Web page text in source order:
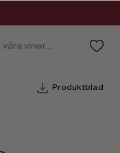
Produktblad